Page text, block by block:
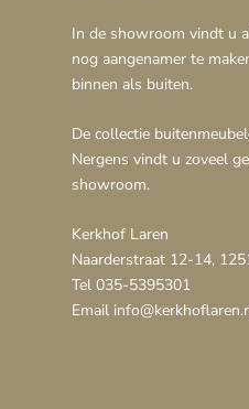
In de showroom vindt u
nog aangenamer te
binnen als buiten.
De collectie
Nergens vindt u zoveel
showroom.
Kerkhof Laren
Naarderstraat 12-14,
Tel 035-5395301
Email